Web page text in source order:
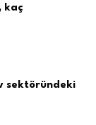
kaç
sektöründeki